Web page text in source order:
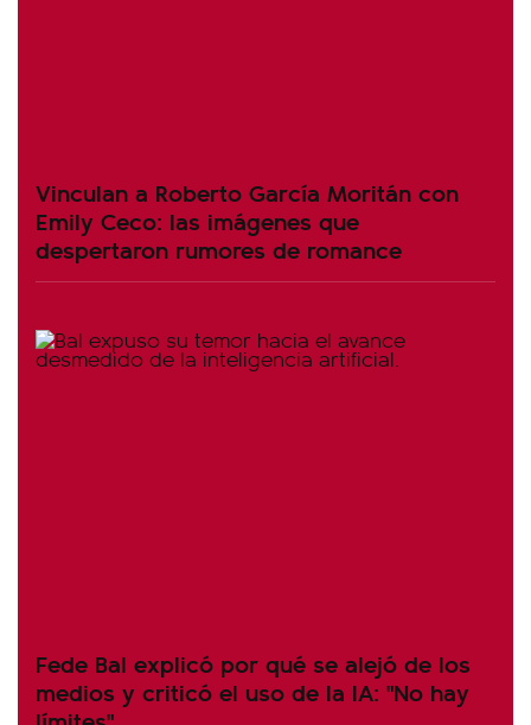
Vinculan a Roberto García Moritán con
Emily Ceco: las imágenes que
despertaron rumores de romance
Fede Bal explicó por qué se alejó de los
medios y criticó el uso de la IA: "No hay